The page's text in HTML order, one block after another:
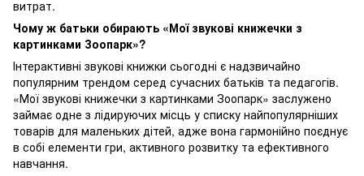
витрат.
Чому ж батьки обирають «Мої звукові книжечки з
картинками Зоопарк»?
Інтерактивні звукові книжки сьогодні є надзвичайно
популярним трендом серед сучасних батьків та педагогів.
«Мої звукові книжечки з картинками Зоопарк» заслужено
займає одне з лідируючих місць у списку найпопулярніших
товарів для маленьких дітей, адже вона гармонійно поєднує
в собі елементи гри, активного розвитку та ефективного
навчання.